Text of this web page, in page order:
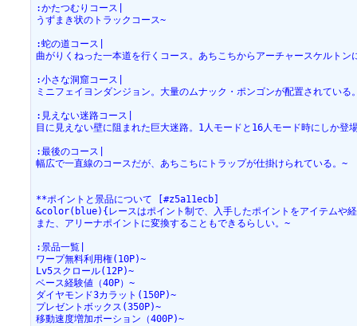
:かたつむりコース|
うずまき状のトラックコース~
:蛇の道コース|
曲がりくねった一本道を行くコース。あちこちからアーチャースケルトン
:小さな洞窟コース|
ミニフェイヨンダンジョン。大量のムナック・ポンゴンが配置されている
:見えない迷路コース|
目に見えない壁に阻まれた巨大迷路。1人モードと16人モード時にしか登
:最後のコース|
幅広で一直線のコースだが、あちこちにトラップが仕掛けられている。~
**ポイントと景品について [#z5a11ecb]
&color(blue){レースはポイント制で、入手したポイントをアイテムや
また、アリーナポイントに変換することもできるらしい。~
:景品一覧|
ワープ無料利用権(10P)~
Lv5スクロール(12P)~
ベース経験値（40P）~
ダイヤモンド3カラット(150P)~
プレゼントボックス(350P)~
移動速度増加ポーション（400P)~